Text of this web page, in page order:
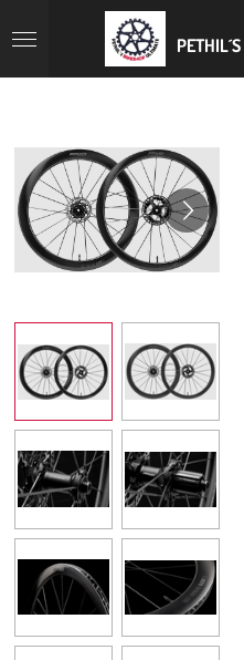
Hauptinhalt
PETHIL´S